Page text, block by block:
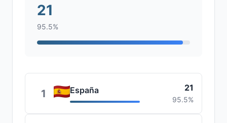
21
95.5%
1 España 21
95.5%